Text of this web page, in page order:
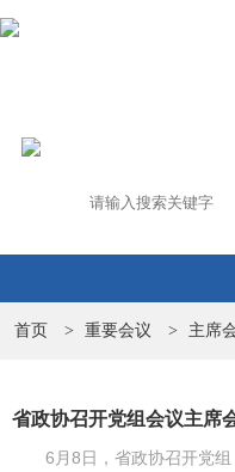
首页 > 重要会议 > 主席
6月8日，省政协召开党